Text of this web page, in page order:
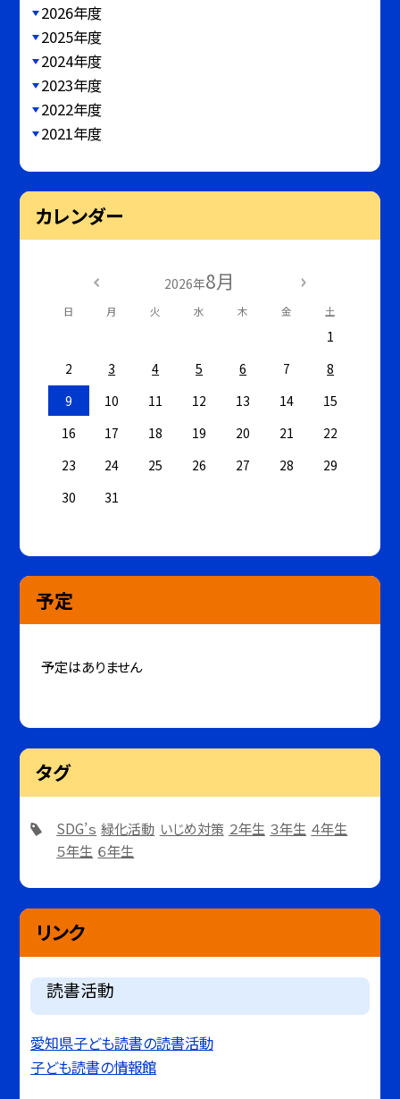
2026年度
2025年度
2024年度
2023年度
2022年度
2021年度
カレンダー
2026年8月
日 月 火 水 木 金 土
1
2
3 4 5 6 7
8
9
10 11 12 13 14
15
16
17 18 19 20 21
22
23
24 25 26 27 28
29
30
31
予定
予定はありません
タグ
SDG’ｓ 緑化活動 いじめ対策 ２年生 ３年生 ４年生
５年生 ６年生
リンク
読書活動
愛知県子ども読書の読書活動
子ども読書の情報館